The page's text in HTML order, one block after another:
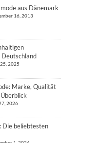
aus Dänemark
16, 2013
2025
Marke, Qualität
2026
Die beliebtesten